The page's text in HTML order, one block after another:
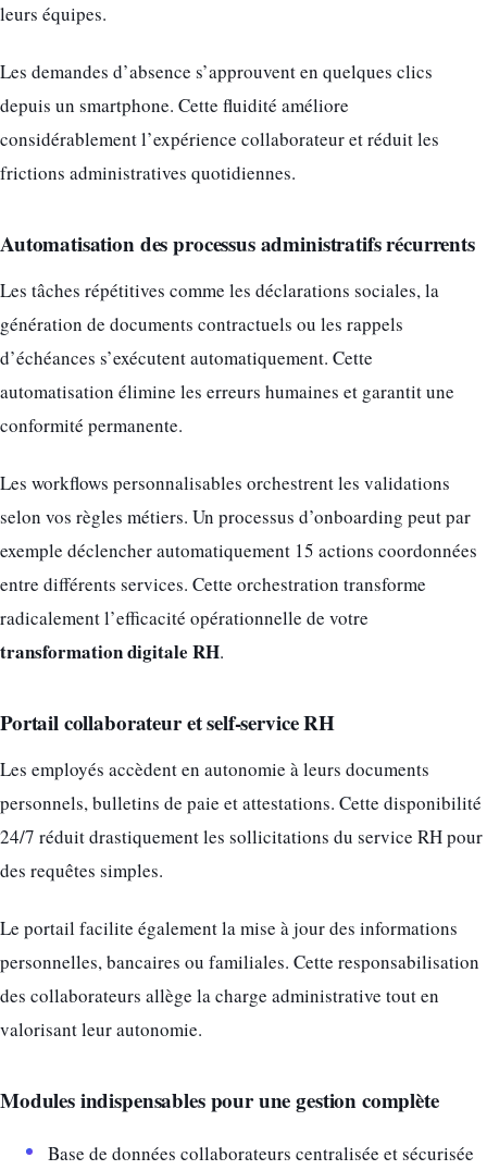
leurs équipes.
Les demandes d’absence s’approuvent en quelques clics
depuis un smartphone. Cette fluidité améliore
considérablement l’expérience collaborateur et réduit les
frictions administratives quotidiennes.
Automatisation des processus administratifs récurrents
Les tâches répétitives comme les déclarations sociales, la
génération de documents contractuels ou les rappels
d’échéances s’exécutent automatiquement. Cette
automatisation élimine les erreurs humaines et garantit une
conformité permanente.
Les workflows personnalisables orchestrent les validations
selon vos règles métiers. Un processus d’onboarding peut par
exemple déclencher automatiquement 15 actions coordonnées
entre différents services. Cette orchestration transforme
radicalement l’efficacité opérationnelle de votre
transformation digitale RH.
Portail collaborateur et self-service RH
Les employés accèdent en autonomie à leurs documents
personnels, bulletins de paie et attestations. Cette disponibilité
24/7 réduit drastiquement les sollicitations du service RH pour
des requêtes simples.
Le portail facilite également la mise à jour des informations
personnelles, bancaires ou familiales. Cette responsabilisation
des collaborateurs allège la charge administrative tout en
valorisant leur autonomie.
Modules indispensables pour une gestion complète
Base de données collaborateurs centralisée et sécurisée